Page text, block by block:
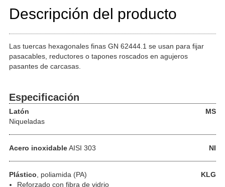
Descripción del producto
Las tuercas hexagonales finas GN 62444.1 se usan para fijar
pasacables, reductores o tapones roscados en agujeros
pasantes de carcasas.
Especificación
Latón
MS
Niqueladas
Acero inoxidable NI
AISI 303
Plástico KLG
, poliamida (PA)
Reforzado con fibra de vidrio